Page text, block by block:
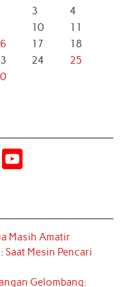
3
4
10
11
17
18
24
25
T
u
e
Masih Amatir
Saat Mesin Pencari
Gelombang: